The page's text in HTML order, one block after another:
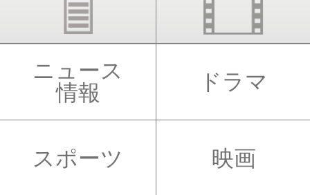
ニュース
情報
ドラマ
スポーツ 映画